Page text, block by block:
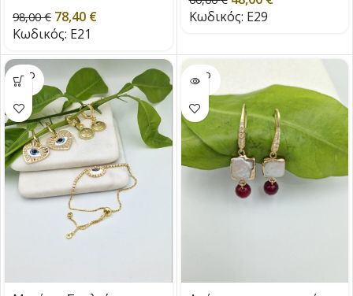
98,00€ 78,40 €
Κωδικός: E21
Κωδικός: E29
SOLD
OUT
SOLD
OUT